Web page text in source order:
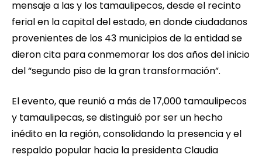
mensaje a las y los tamaulipecos, desde el recinto
ferial en la capital del estado, en donde ciudadanos
provenientes de los 43 municipios de la entidad se
dieron cita para conmemorar los dos años del inicio
del “segundo piso de la gran transformación”.
El evento, que reunió a más de 17,000 tamaulipecos
y tamaulipecas, se distinguió por ser un hecho
inédito en la región, consolidando la presencia y el
respaldo popular hacia la presidenta Claudia